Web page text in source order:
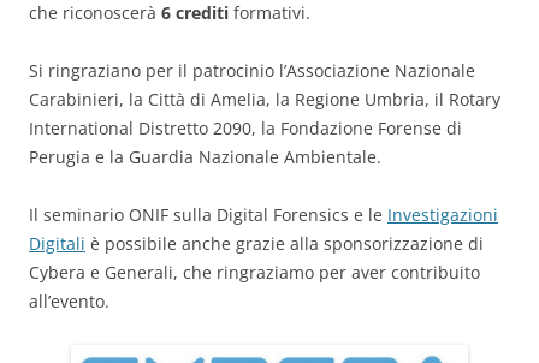
che riconoscerà 6 crediti formativi.
Si ringraziano per il patrocinio l’Associazione Nazionale
Carabinieri, la Città di Amelia, la Regione Umbria, il Rotary
International Distretto 2090, la Fondazione Forense di
Perugia e la Guardia Nazionale Ambientale.
Il seminario ONIF sulla Digital Forensics e le Investigazioni
Digitali è possibile anche grazie alla sponsorizzazione di
Cybera e Generali, che ringraziamo per aver contribuito
all’evento.